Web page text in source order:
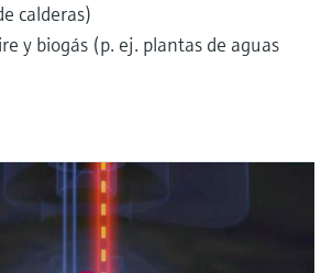
calderas)
y biogás (p. ej. plantas de aguas